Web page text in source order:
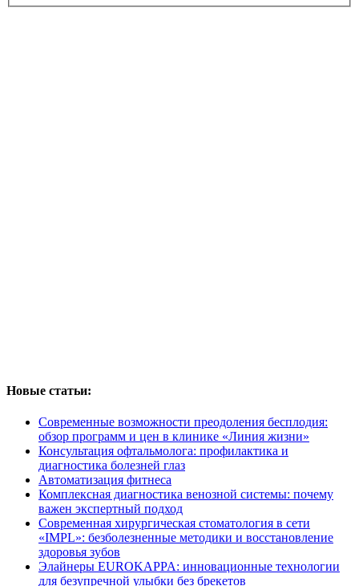
Новые статьи:
Современные возможности преодоления бесплодия:
обзор программ и цен в клинике «Линия жизни»
Консультация офтальмолога: профилактика и
диагностика болезней глаз
Автоматизация фитнеса
Комплексная диагностика венозной системы: почему
важен экспертный подход
Современная хирургическая стоматология в сети
«IMPL»: безболезненные методики и восстановление
здоровья зубов
Элайнеры EUROKAPPA: инновационные технологии
для безупречной улыбки без брекетов